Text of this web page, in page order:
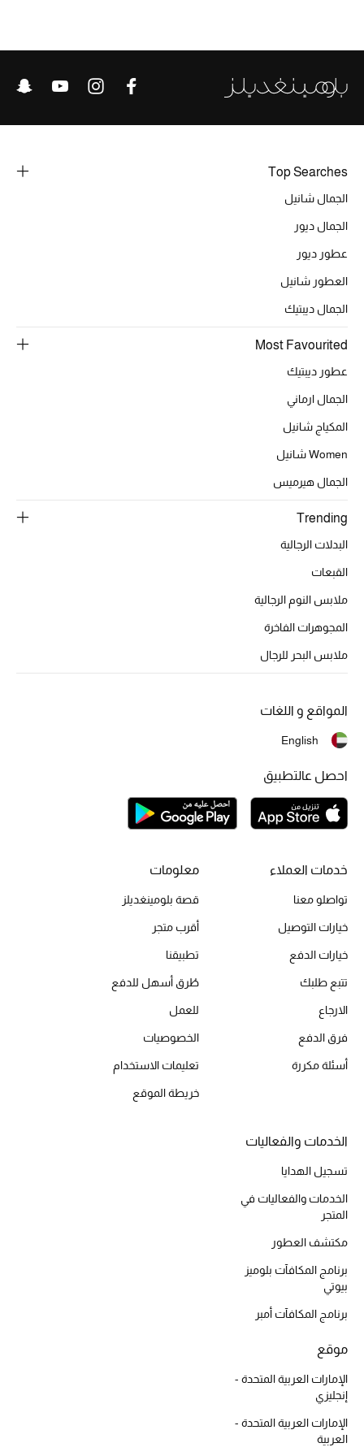
الحقائب
دليل ملتزمات الحقائب
حقائب رجالية
حقائب الأطفال
أبرز الحقائب
تسوقوا الحقائب
الموسم الجديد
أحذية النسائية
تشكيلة الأحذية
الأحذية الرجالية
أحذية مختارة
الجمال
خصومات
الجديد في عالم الجمال
الأكثر مبيعاً
مكتشف العطور
العناية بالبشرة
مستحضرات الاستحمام والعناية بالجسم
العناية بالشعر
مجموعة الجمال
الجمال في بلوميز
Top Searches
الجمال شانيل
الجمال ديور
عطور ديور
العطور شانيل
الجمال ديبتيك
Most Favourited
عطور ديبتيك
الجمال ارماني
المكياج شانيل
Women شانيل
الجمال هيرميس
Trending
البدلات الرجالية
القبعات
ملابس النوم الرجالية
المجوهرات الفاخرة
ملابس البحر للرجال
خدمات العملاء
تواصلو معنا
خيارات التوصيل
خيارات الدفع
تتبع طلبك
الارجاع
فرق الدفع
أسئلة مكررة
معلومات
قصة بلومينغديلز
أقرب متجر
تطبيقنا
طُرق أسهل للدفع
للعمل
الخصوصيات
تعليمات الاستخدام
خريطة الموقع
الخدمات والفعاليات
تسجيل الهدايا
الخدمات والفعاليات في
المتجر
مكتشف العطور
برنامج المكافآت بلوميز
بيوتي
برنامج المكافآت أمبر
موقع
الإمارات العربية المتحدة -
إنجليزي
الإمارات العربية المتحدة -
العربية
المواقع و اللغات
English
احصل عالتطبيق